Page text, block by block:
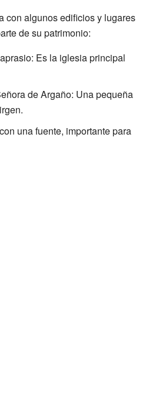
con algunos edificios y lugares
de su patrimonio:
Es la iglesia principal
de Argaño: Una pequeña
una fuente, importante para